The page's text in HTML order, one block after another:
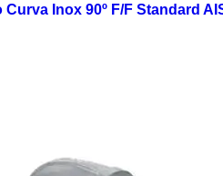
Inox 90º F/F Standard